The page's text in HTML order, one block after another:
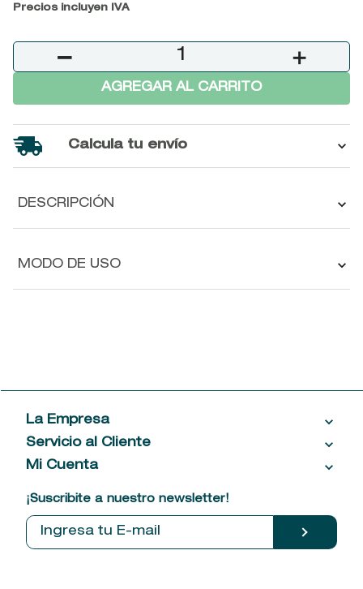
Precios incluyen IVA
＋
－
AGREGAR AL CARRITO
Calcula tu envío
DESCRIPCIÓN
MODO DE USO
La Empresa
Acerca de las Fragancias
Ventas al por mayor
Política de entrega
Tiendas
Servicio al Cliente
Contáctanos
Comprobantes electrónicos
Mi Cuenta
¡Suscribite a nuestro newsletter!